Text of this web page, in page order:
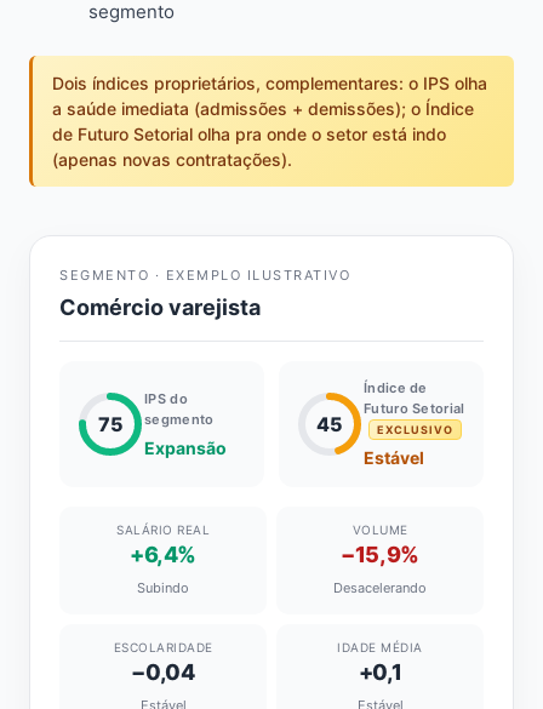
segmento
Dois índices proprietários, complementares: o IPS olha
a saúde imediata (admissões + demissões); o Índice
de Futuro Setorial olha pra onde o setor está indo
(apenas novas contratações).
SEGMENTO · EXEMPLO ILUSTRATIVO
Comércio varejista
75
IPS do
segmento
Expansão
45
Índice de
Futuro Setorial
EXCLUSIVO
Estável
SALÁRIO REAL
+6,4%
Subindo
VOLUME
−15,9%
Desacelerando
ESCOLARIDADE
−0,04
Estável
IDADE MÉDIA
+0,1
Estável